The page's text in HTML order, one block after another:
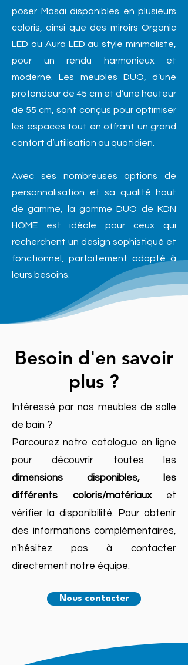
poser Masai disponibles en plusieurs
coloris, ainsi que des miroirs Organic
LED ou Aura LED au style minimaliste,
pour un rendu harmonieux et
moderne. Les meubles DUO, d’une
profondeur de 45 cm et d’une hauteur
de 55 cm, sont conçus pour optimiser
les espaces tout en offrant un grand
confort d’utilisation au quotidien.
Avec ses nombreuses options de
personnalisation et sa qualité haut
de gamme, la gamme DUO de KDN
HOME est idéale pour ceux qui
recherchent un design sophistiqué et
fonctionnel, parfaitement adapté à
leurs besoins.
Besoin d'en savoir
plus ?
Intéressé par nos meubles de salle
de bain ?
Parcourez notre catalogue en ligne
pour découvrir toutes les
dimensions disponibles, les
différents coloris/matériaux et
vérifier la disponibilité. Pour obtenir
des informations complémentaires,
n'hésitez pas à contacter
directement notre équipe.
Nous contacter